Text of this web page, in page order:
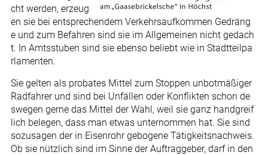
cht werden, erzeug
en sie bei entsprechendem Verkehrsaufkommen Gedräng
e und zum Befahren sind sie im Allgemeinen nicht gedach
t. In Amtsstuben sind sie ebenso beliebt wie in Stadtteilpa
rlamenten.
Sie gelten als probates Mittel zum Stoppen unbotmäßiger
Radfahrer und sind bei Unfällen oder Konflikten schon de
swegen gerne das Mittel der Wahl, weil sie ganz handgreif
lich belegen, dass man etwas unternommen hat. Sie sind
sozusagen der in Eisenrohr gebogene Tätigkeitsnachweis.
Ob sie nützlich sind im Sinne der Auftraggeber, darf in den